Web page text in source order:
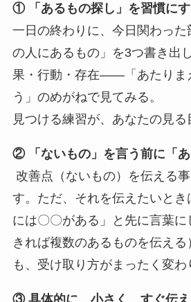
① 「あるもの探し」を習慣に
一日の終わりに、今日関わった
の人にあるもの」を3つ書き出
果・行動・存在——「あたりま
う」のめがねで見てみる。
見つける練習が、あなたの見る
② 「ないもの」を言う前に「あ
改善点（ないもの）を伝える
す。ただ、それを伝えたいとき
には〇〇がある」と先に言葉
きれば複数のあるものを伝え
も、受け取り方がまったく変わ
③ 具体的に、小さく、すぐ伝